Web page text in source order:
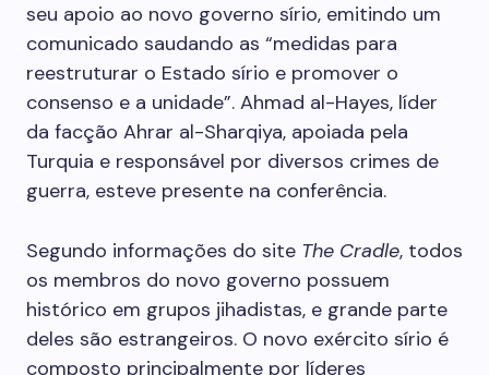
seu apoio ao novo governo sírio, emitindo um
comunicado saudando as “medidas para
reestruturar o Estado sírio e promover o
consenso e a unidade”. Ahmad al-Hayes, líder
da facção Ahrar al-Sharqiya, apoiada pela
Turquia e responsável por diversos crimes de
guerra, esteve presente na conferência.
Segundo informações do site The Cradle, todos
os membros do novo governo possuem
histórico em grupos jihadistas, e grande parte
deles são estrangeiros. O novo exército sírio é
composto principalmente por líderes